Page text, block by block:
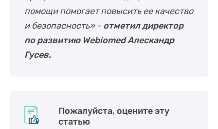
помощи помогает повысить ее качество
и безопасность» - отметил директор
по развитию Webiomed Алескандр
Гусев.
Пожалуйста, оцените эту
статью